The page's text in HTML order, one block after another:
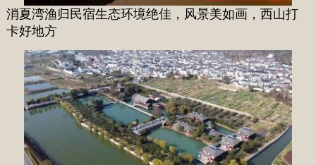
消夏湾渔归民宿生态环境绝佳，风景美如画，西山打
卡好地方